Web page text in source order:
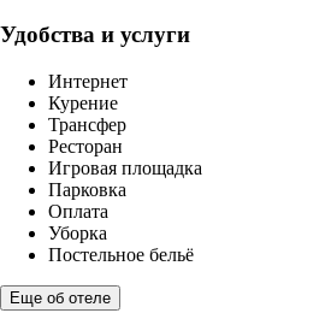
Удобства и услуги
Интернет
Курение
Трансфер
Ресторан
Игровая площадка
Парковка
Оплата
Уборка
Постельное бельё
Еще об отеле